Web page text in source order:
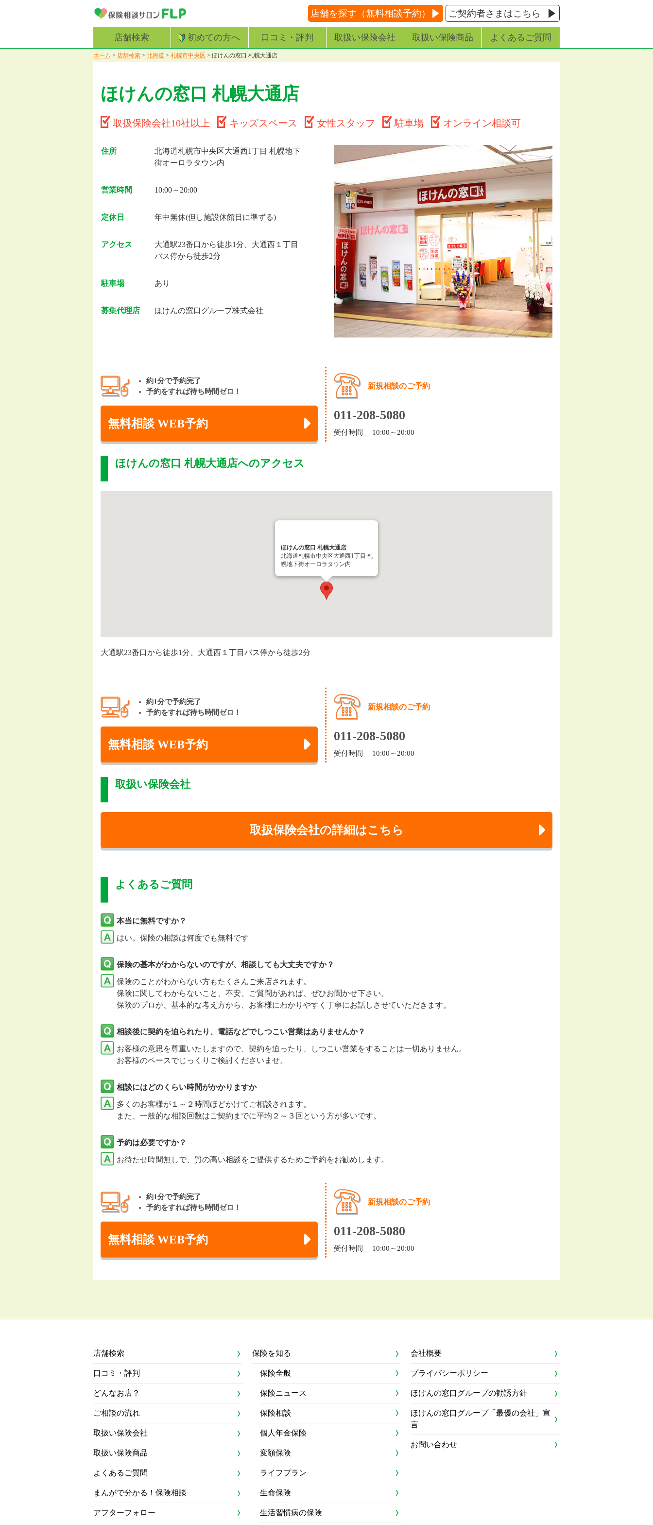
店舗を探す（無料相談予約） ご契約者さまはこちら
店舗検索 初めての方へ 口コミ・評判 取扱い保険会社 取扱い保険商品 よくあるご質問
ホーム > 店舗検索 > 北海道 > 札幌市中央区 > ほけんの窓口 札幌大通店
ほけんの窓口 札幌大通店
取扱保険会社10社以上 キッズスペース 女性スタッフ 駐車場 オンライン相談可
住所
北海道札幌市中央区大通西1丁目 札幌地下
街オーロラタウン内
営業時間 10:00～20:00
定休日 年中無休(但し施設休館日に準ずる)
アクセス
大通駅23番口から徒歩1分、大通西１丁目
バス停から徒歩2分
駐車場 あり
募集代理店 ほけんの窓口グループ株式会社
約1分で予約完了
予約をすれば待ち時間ゼロ！
無料相談 WEB予約
新規相談のご予約
011-208-5080
受付時間 10:00～20:00
ほけんの窓口 札幌大通店へのアクセス
ほけんの窓口 札幌大通店
北海道札幌市中央区大通西1丁目 札
幌地下街オーロラタウン内
大通駅23番口から徒歩1分、大通西１丁目バス停から徒歩2分
約1分で予約完了
予約をすれば待ち時間ゼロ！
無料相談 WEB予約
新規相談のご予約
011-208-5080
受付時間 10:00～20:00
取扱い保険会社
取扱保険会社の詳細はこちら
よくあるご質問
本当に無料ですか？
はい。保険の相談は何度でも無料です
保険の基本がわからないのですが、相談しても大丈夫ですか？
保険のことがわからない方もたくさんご来店されます。
保険に関してわからないこと、不安、ご質問があれば、ぜひお聞かせ下さい。
保険のプロが、基本的な考え方から、お客様にわかりやすく丁寧にお話しさせていただきます。
相談後に契約を迫られたり、電話などでしつこい営業はありませんか？
お客様の意思を尊重いたしますので、契約を迫ったり、しつこい営業をすることは一切ありません。
お客様のペースでじっくりご検討くださいませ。
相談にはどのくらい時間がかかりますか
多くのお客様が１～２時間ほどかけてご相談されます。
また、一般的な相談回数はご契約までに平均２～３回という方が多いです。
予約は必要ですか？
お待たせ時間無しで、質の高い相談をご提供するためご予約をお勧めします。
約1分で予約完了
予約をすれば待ち時間ゼロ！
無料相談 WEB予約
新規相談のご予約
011-208-5080
受付時間 10:00～20:00
店舗検索
口コミ・評判
どんなお店？
ご相談の流れ
取扱い保険会社
取扱い保険商品
よくあるご質問
まんがで分かる！保険相談
アフターフォロー
保険を知る
保険全般
保険ニュース
保険相談
個人年金保険
変額保険
ライフプラン
生命保険
生活習慣病の保険
会社概要
プライバシーポリシー
ほけんの窓口グループの勧誘方針
ほけんの窓口グループ「最優の会社」宣
言
お問い合わせ